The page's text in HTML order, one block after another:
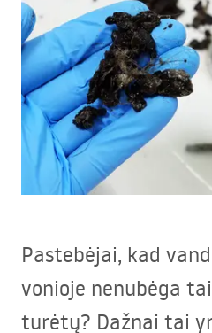
Pastebėjai, kad
vonioje nenubėga
turėtų? Dažnai tai